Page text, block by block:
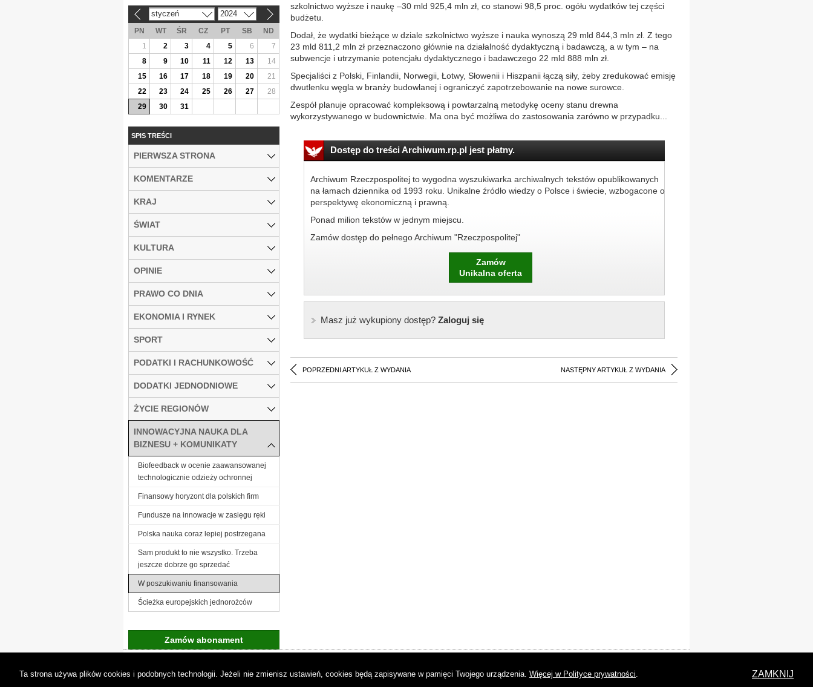
szkolnictwo wyższe i naukę –30 mld 925,4 mln zł, co stanowi 98,5 proc. ogółu wydatków tej części
budżetu.
Dodał, że wydatki bieżące w dziale szkolnictwo wyższe i nauka wynoszą 29 mld 844,3 mln zł. Z tego
23 mld 811,2 mln zł przeznaczono głównie na działalność dydaktyczną i badawczą, a w tym – na
subwencje i utrzymanie potencjału dydaktycznego i badawczego 22 mld 888 mln zł.
Specjaliści z Polski, Finlandii, Norwegii, Łotwy, Słowenii i Hiszpanii łączą siły, żeby zredukować emisję
dwutlenku węgla w branży budowlanej i ograniczyć zapotrzebowanie na nowe surowce.
Zespół planuje opracować kompleksową i powtarzalną metodykę oceny stanu drewna
wykorzystywanego w budownictwie. Ma ona być możliwa do zastosowania zarówno w przypadku...
Dostęp do treści Archiwum.rp.pl jest płatny.
Archiwum Rzeczpospolitej to wygodna wyszukiwarka archiwalnych tekstów opublikowanych
na łamach dziennika od 1993 roku. Unikalne źródło wiedzy o Polsce i świecie, wzbogacone o
perspektywę ekonomiczną i prawną.
Ponad milion tekstów w jednym miejscu.
Zamów dostęp do pełnego Archiwum "Rzeczpospolitej"
Zamów
Unikalna oferta
Masz już wykupiony dostęp?Zaloguj się
POPRZEDNI ARTYKUŁ Z WYDANIA NASTĘPNY ARTYKUŁ Z WYDANIA
styczeń 2024
PN WT ŚR CZ PT SB
ND
1
2 3 4 5 6
7
8
9 10 11 12 13
14
15
16 17 18 19 20
21
22
23 24 25 26 27
28
29
30 31
SPIS TREŚCI
PIERWSZA STRONA
KOMENTARZE
KRAJ
ŚWIAT
KULTURA
OPINIE
PRAWO CO DNIA
EKONOMIA I RYNEK
SPORT
PODATKI I RACHUNKOWOŚĆ
DODATKI JEDNODNIOWE
ŻYCIE REGIONÓW
INNOWACYJNA NAUKA DLA
BIZNESU + KOMUNIKATY
Biofeedback w ocenie zaawansowanej
technologicznie odzieży ochronnej
Finansowy horyzont dla polskich firm
Fundusze na innowacje w zasięgu ręki
Polska nauka coraz lepiej postrzegana
Sam produkt to nie wszystko. Trzeba
jeszcze dobrze go sprzedać
W poszukiwaniu finansowania
Ścieżka europejskich jednorożców
Zamów abonament
Ta strona używa plików cookies i podobnych technologii. Jeżeli nie zmienisz ustawień, cookies będą zapisywane w pamięci Twojego urządzenia. Więcej w Polityce prywatności. ZAMKNIJ